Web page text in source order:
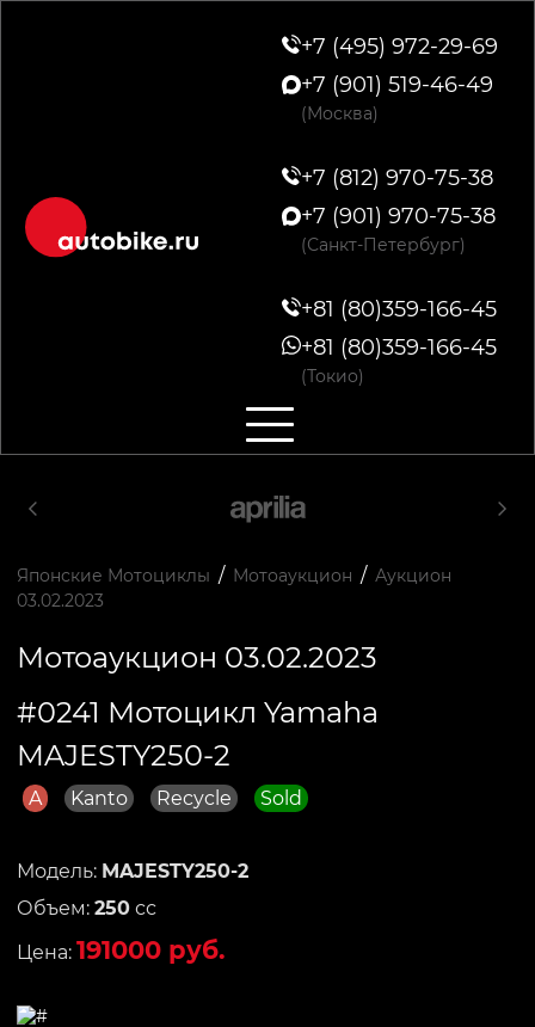
+7 (495) 972-29-69
+7 (901) 519-46-49
(Москва)
+7 (812) 970-75-38
+7 (901) 970-75-38
(Санкт-Петербург)
+81 (80)359-166-45
+81 (80)359-166-45
(Токио)
Японские Мотоциклы / Мотоаукцион / Аукцион
03.02.2023
Мотоаукцион 03.02.2023
#0241 Мотоцикл Yamaha
MAJESTY250-2
A Kanto Recycle Sold
Модель: MAJESTY250-2
Объем: 250 сс
Цена: 191000 руб.